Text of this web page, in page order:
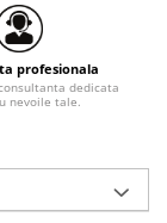
profesionala
dedicata
nevoile tale.